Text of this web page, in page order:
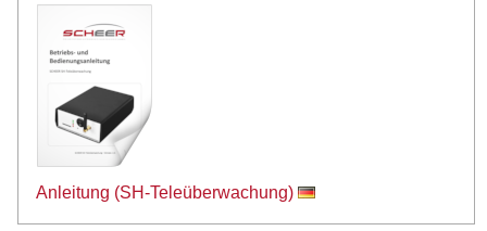
Anleitung (SH-Teleüberwachung)